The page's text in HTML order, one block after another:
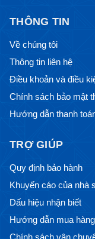
THÔNG TIN
Về chúng tôi
Thông tin liên hệ
Điều khoản và điều
Chính sách bảo mật
Hướng dẫn thanh
TRỢ GIÚP
Quy định bảo hành
Khuyến cáo của nhà
Dấu hiệu nhận biết
Hướng dẫn mua hàng